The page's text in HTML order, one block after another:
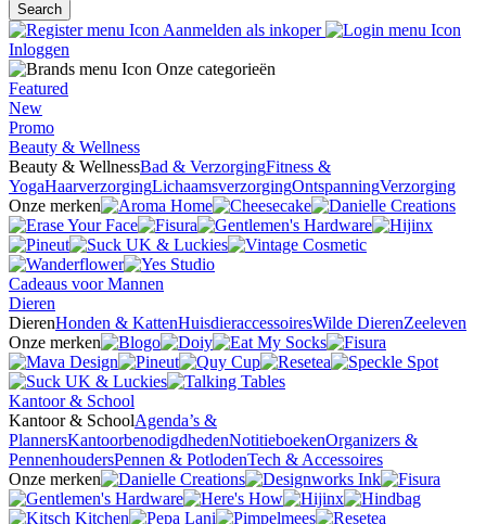
Search
Aanmelden als inkoper
Inloggen
Onze categorieën
Featured
New
Promo
Beauty & Wellness
Beauty & WellnessBad & VerzorgingFitness &
YogaHaarverzorgingLichaamsverzorgingOntspanningVerzorging
Onze merken
Cadeaus voor Mannen
Dieren
DierenHonden & KattenHuisdieraccessoiresWilde DierenZeeleven
Onze merken
Kantoor & School
Kantoor & SchoolAgenda’s &
PlannersKantoorbenodigdhedenNotitieboekenOrganizers &
PennenhoudersPennen & PotlodenTech & Accessoires
Onze merken